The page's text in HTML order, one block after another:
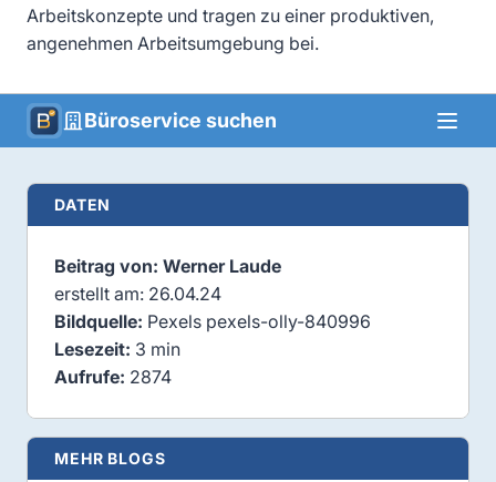
Arbeitskonzepte und tragen zu einer produktiven,
angenehmen Arbeitsumgebung bei.
Büroservice suchen
DATEN
Beitrag von: Werner Laude
erstellt am: 26.04.24
Bildquelle: Pexels pexels-olly-840996
Lesezeit: 3 min
Aufrufe: 2874
MEHR BLOGS